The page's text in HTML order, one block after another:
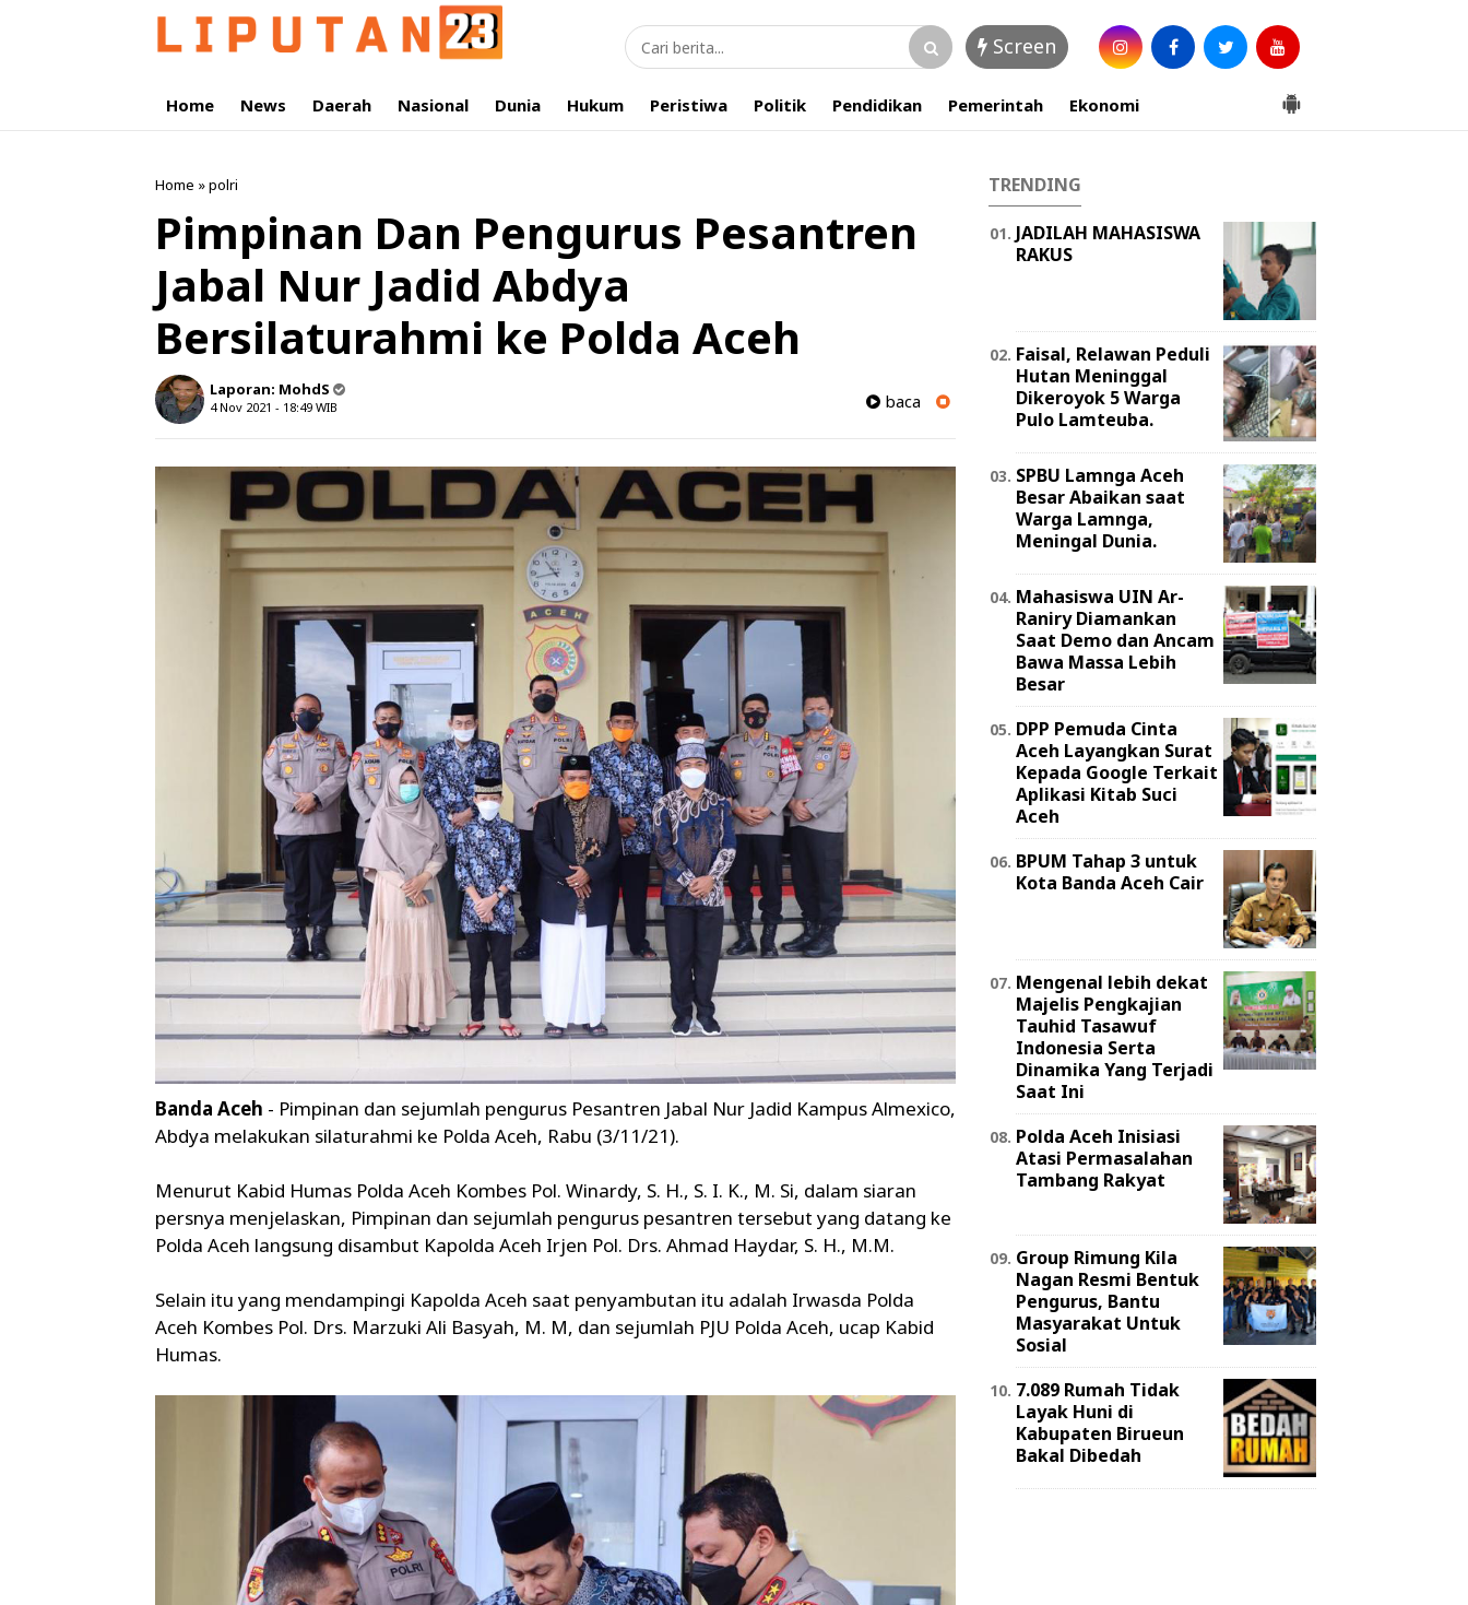
Screen
Home News Daerah Nasional Dunia Hukum Peristiwa Politik Pendidikan Pemerintah Ekonomi
Home »polri
Pimpinan Dan Pengurus Pesantren
Jabal Nur Jadid Abdya
Bersilaturahmi ke Polda Aceh
Laporan: MohdS
4 Nov 2021 - 18:49 WIB baca
Banda Aceh - Pimpinan dan sejumlah pengurus Pesantren Jabal Nur Jadid Kampus Almexico,
Abdya melakukan silaturahmi ke Polda Aceh, Rabu (3/11/21).
Menurut Kabid Humas Polda Aceh Kombes Pol. Winardy, S. H., S. I. K., M. Si, dalam siaran
persnya menjelaskan, Pimpinan dan sejumlah pengurus pesantren tersebut yang datang ke
Polda Aceh langsung disambut Kapolda Aceh Irjen Pol. Drs. Ahmad Haydar, S. H., M.M.
Selain itu yang mendampingi Kapolda Aceh saat penyambutan itu adalah Irwasda Polda
Aceh Kombes Pol. Drs. Marzuki Ali Basyah, M. M, dan sejumlah PJU Polda Aceh, ucap Kabid
Humas.
TRENDING
JADILAH MAHASISWA
RAKUS
Faisal, Relawan Peduli
Hutan Meninggal
Dikeroyok 5 Warga
Pulo Lamteuba.
SPBU Lamnga Aceh
Besar Abaikan saat
Warga Lamnga,
Meningal Dunia.
Mahasiswa UIN Ar-
Raniry Diamankan
Saat Demo dan Ancam
Bawa Massa Lebih
Besar
DPP Pemuda Cinta
Aceh Layangkan Surat
Kepada Google Terkait
Aplikasi Kitab Suci
Aceh
BPUM Tahap 3 untuk
Kota Banda Aceh Cair
Mengenal lebih dekat
Majelis Pengkajian
Tauhid Tasawuf
Indonesia Serta
Dinamika Yang Terjadi
Saat Ini
Polda Aceh Inisiasi
Atasi Permasalahan
Tambang Rakyat
Group Rimung Kila
Nagan Resmi Bentuk
Pengurus, Bantu
Masyarakat Untuk
Sosial
7.089 Rumah Tidak
Layak Huni di
Kabupaten Birueun
Bakal Dibedah